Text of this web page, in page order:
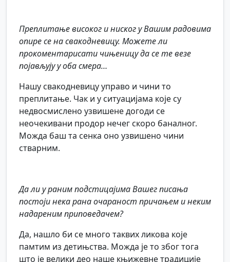
Преплитање високог и ниског у Вашим радовима
опире се на свакодневицу. Можете ли
прокоментарисати чињеницу да се те везе
појављују у оба смера…
Нашу свакодневицу управо и чини то
преплитање. Чак и у ситуацијама које су
недвосмислено узвишене догоди се
неочекивани продор нечег скоро баналног.
Можда баш та сенка оно узвишено чини
стварним.
Да ли у раним подстицајима Вашег писања
постоји нека рана очараност причањем и неким
надареним приповедачем?
Да, нашло би се много таквих ликова које
памтим из детињства. Можда је то због тога
што је велики део наше књижевне традиције